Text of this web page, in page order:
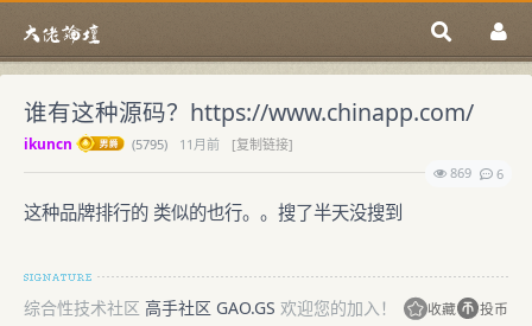
谁有这种源码？https://www.chinapp.com/
ikuncn (5795) 11月前
[复制链接]
869
6
这种品牌排行的 类似的也行。。搜了半天没搜到
综合性技术社区 高手社区 GAO.GS 欢迎您的加入！ 收藏 投币